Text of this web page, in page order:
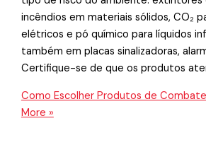
incêndios em materiais sólidos, CO₂
elétricos e pó químico para líquidos
também em placas sinalizadoras,
Certifique-se de que os produtos
Como Escolher Produtos de
More »